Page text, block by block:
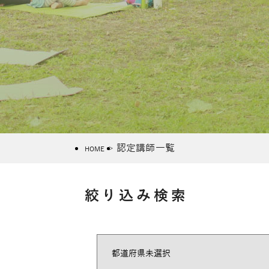
HOME 認定講師一覧
絞り込み検索